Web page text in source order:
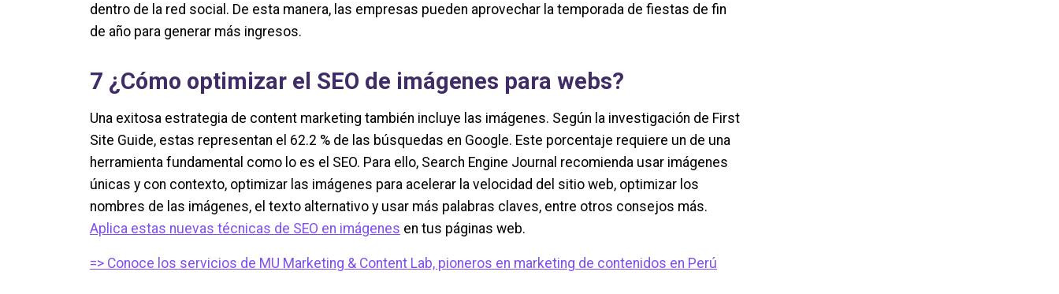
dentro de la red social. De esta manera, las empresas pueden aprovechar la temporada de fiestas de fin
de año para generar más ingresos.
7 ¿Cómo optimizar el SEO de imágenes para webs?
Una exitosa estrategia de content marketing también incluye las imágenes. Según la investigación de First
Site Guide, estas representan el 62.2 % de las búsquedas en Google. Este porcentaje requiere un de una
herramienta fundamental como lo es el SEO. Para ello, Search Engine Journal recomienda usar imágenes
únicas y con contexto, optimizar las imágenes para acelerar la velocidad del sitio web, optimizar los
nombres de las imágenes, el texto alternativo y usar más palabras claves, entre otros consejos más.
Aplica estas nuevas técnicas de SEO en imágenes en tus páginas web.
=> Conoce los servicios de MU Marketing & Content Lab, pioneros en marketing de contenidos en Perú